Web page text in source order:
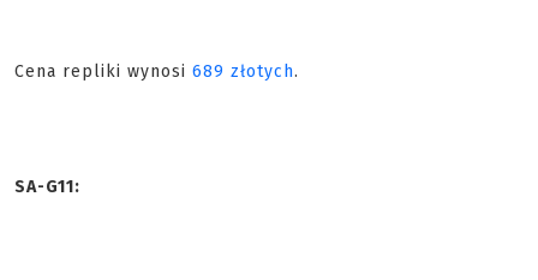
Cena repliki wynosi 689 złotych.
SA-G11: